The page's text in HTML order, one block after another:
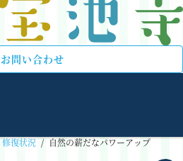
お問い合わせ
修復状況 / 自然の薪だなパワーアップ